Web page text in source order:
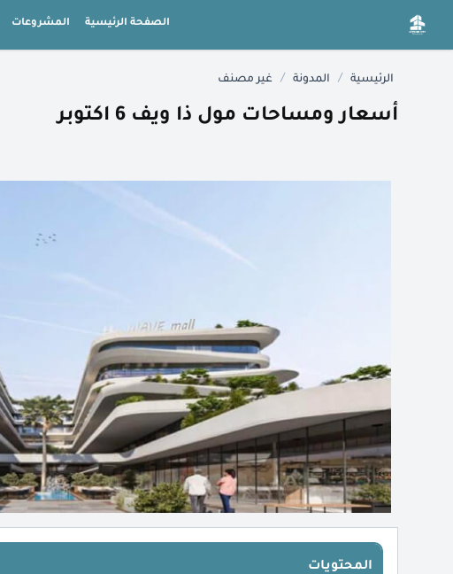
الصفحة الرئيسية المشروعات
الرئيسية / المدونة / غير مصنف
أسعار ومساحات مول ذا ويف 6 اكتوبر
المحتويات